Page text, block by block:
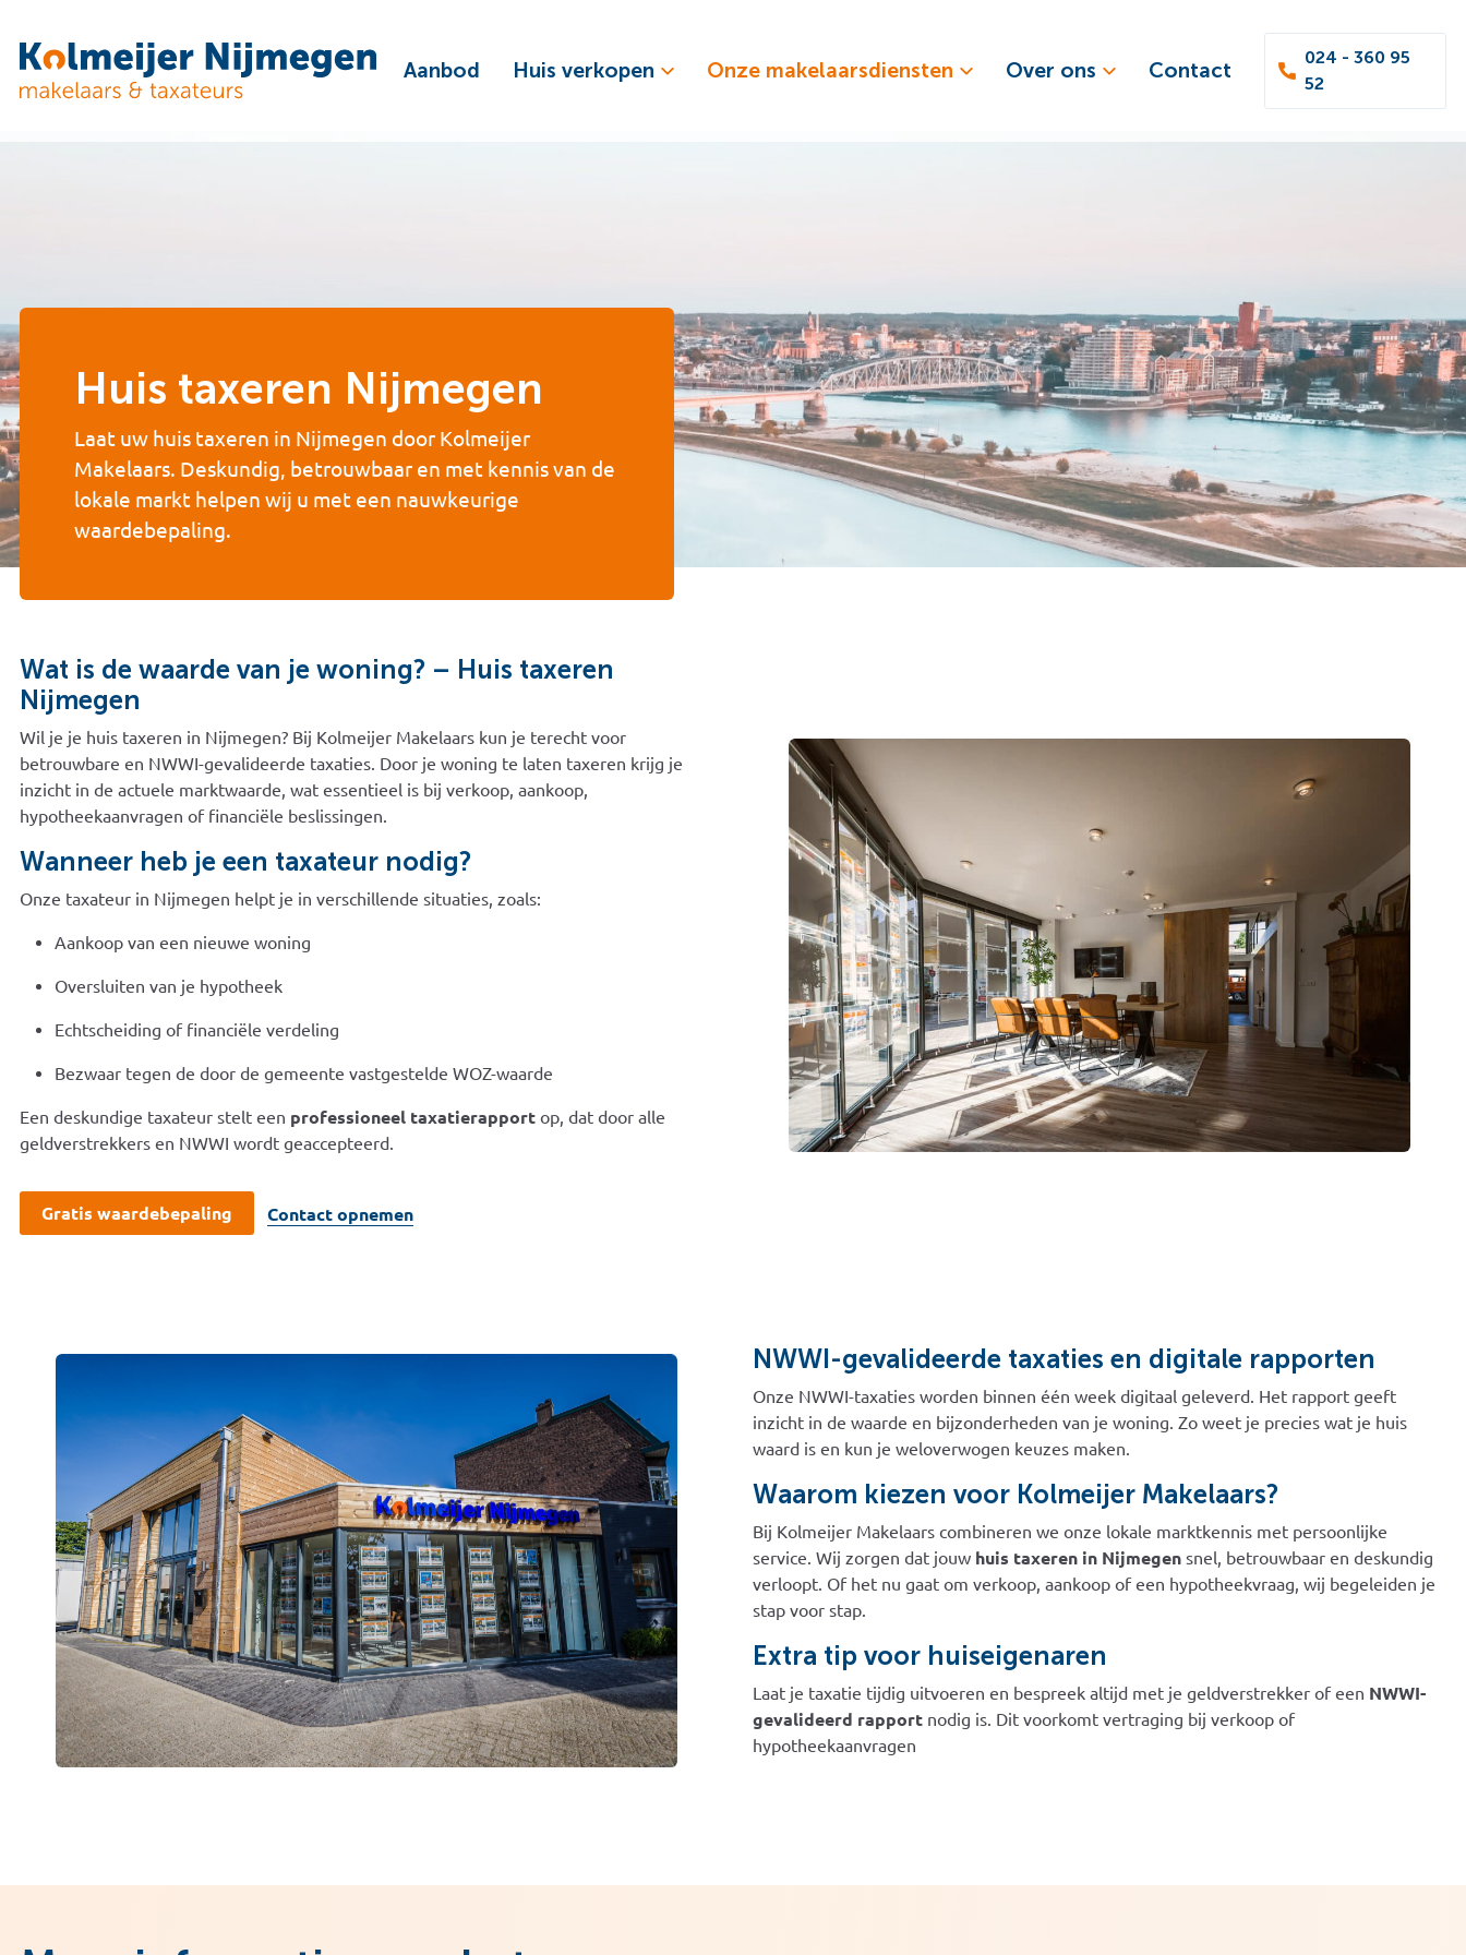
Aanbod Huis verkopen Onze makelaarsdiensten Over ons Contact
024 - 360 95
52
Huis taxeren Nijmegen
Laat uw huis taxeren in Nijmegen door Kolmeijer
Makelaars. Deskundig, betrouwbaar en met kennis van de
lokale markt helpen wij u met een nauwkeurige
waardebepaling.
Wat is de waarde van je woning? – Huis taxeren
Nijmegen
Wil je je huis taxeren in Nijmegen? Bij Kolmeijer Makelaars kun je terecht voor
betrouwbare en NWWI-gevalideerde taxaties. Door je woning te laten taxeren krijg je
inzicht in de actuele marktwaarde, wat essentieel is bij verkoop, aankoop,
hypotheekaanvragen of financiële beslissingen.
Wanneer heb je een taxateur nodig?
Onze taxateur in Nijmegen helpt je in verschillende situaties, zoals:
Aankoop van een nieuwe woning
Oversluiten van je hypotheek
Echtscheiding of financiële verdeling
Bezwaar tegen de door de gemeente vastgestelde WOZ-waarde
Een deskundige taxateur stelt een professioneel taxatierapport op, dat door alle
geldverstrekkers en NWWI wordt geaccepteerd.
Gratis waardebepaling Contact opnemen
NWWI-gevalideerde taxaties en digitale rapporten
Onze NWWI-taxaties worden binnen één week digitaal geleverd. Het rapport geeft
inzicht in de waarde en bijzonderheden van je woning. Zo weet je precies wat je huis
waard is en kun je weloverwogen keuzes maken.
Waarom kiezen voor Kolmeijer Makelaars?
Bij Kolmeijer Makelaars combineren we onze lokale marktkennis met persoonlijke
service. Wij zorgen dat jouw huis taxeren in Nijmegen snel, betrouwbaar en deskundig
verloopt. Of het nu gaat om verkoop, aankoop of een hypotheekvraag, wij begeleiden je
stap voor stap.
Extra tip voor huiseigenaren
Laat je taxatie tijdig uitvoeren en bespreek altijd met je geldverstrekker of een NWWI-
gevalideerd rapport nodig is. Dit voorkomt vertraging bij verkoop of
hypotheekaanvragen